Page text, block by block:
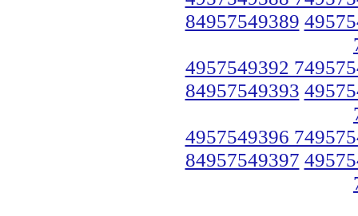
84957549389
4957549392
84957549393
4957549396
84957549397